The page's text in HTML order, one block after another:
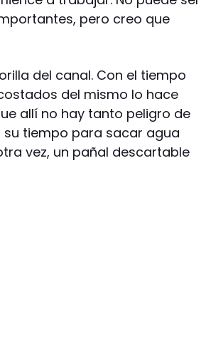
pero creo que
del canal. Con el tiempo
del mismo lo hace
allí no hay tanto peligro de
tiempo para sacar agua
vez, un pañal descartable